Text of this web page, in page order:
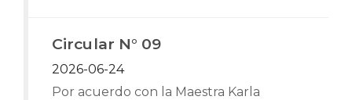
Circular N° 09
2026-06-24
Por acuerdo con la Maestra Karla